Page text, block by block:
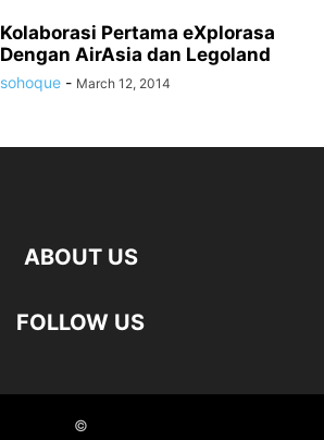
Kolaborasi Pertama eXplorasa
Dengan AirAsia dan Legoland
sohoque - March 12, 2014
ABOUT US
FOLLOW US
©